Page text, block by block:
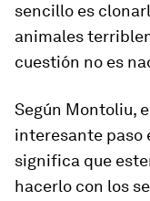
sencillo es
animales
cuestión no es
Según Montoliu,
interesante paso
significa que
hacerlo con los